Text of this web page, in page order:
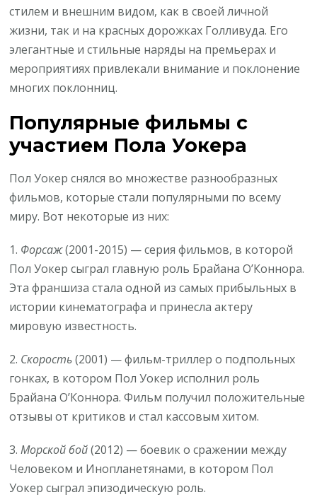
стилем и внешним видом, как в своей личной
жизни, так и на красных дорожках Голливуда. Его
элегантные и стильные наряды на премьерах и
мероприятиях привлекали внимание и поклонение
многих поклонниц.
Популярные фильмы с
участием Пола Уокера
Пол Уокер снялся во множестве разнообразных
фильмов, которые стали популярными по всему
миру. Вот некоторые из них:
1. Форсаж(2001-2015) — серия фильмов, в которой
Пол Уокер сыграл главную роль Брайана О’Коннора.
Эта франшиза стала одной из самых прибыльных в
истории кинематографа и принесла актеру
мировую известность.
2. Скорость(2001) — фильм-триллер о подпольных
гонках, в котором Пол Уокер исполнил роль
Брайана О’Коннора. Фильм получил положительные
отзывы от критиков и стал кассовым хитом.
3.Морской бой(2012) — боевик о сражении между
Человеком и Инопланетянами, в котором Пол
Уокер сыграл эпизодическую роль.